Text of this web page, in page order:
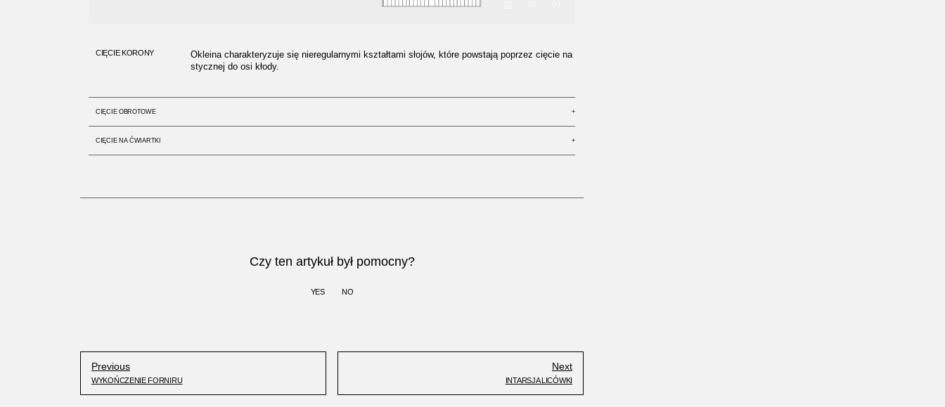
CIĘCIE KORONY
Okleina charakteryzuje się nieregularnymi kształtami słojów, które powstają poprzez cięcie na
stycznej do osi kłody.
CIĘCIE OBROTOWE +
CIĘCIE NA ĆWIARTKI +
Czy ten artykuł był pomocny?
YES NO
Previous
WYKOŃCZENIE FORNIRU
Next
INTARSJA LICÓWKI